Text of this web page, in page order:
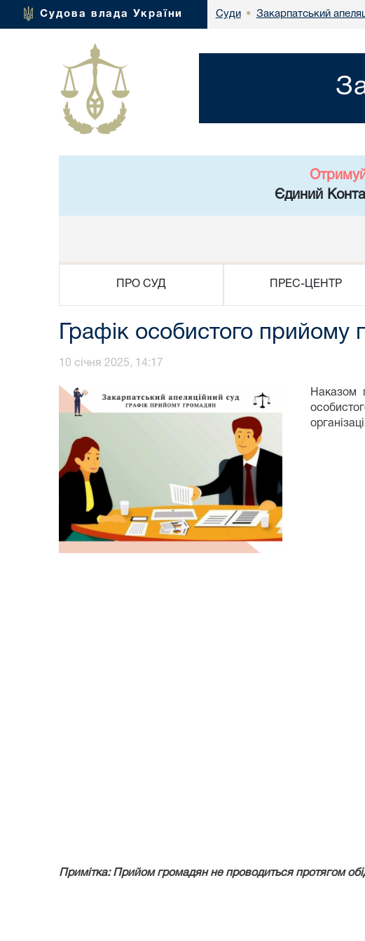
Судова влада України Суди • Закарпатський
Єдиний
ПРО СУД ПРЕС-ЦЕНТР
Графік особистого прийому
10 січня 2025, 14:17
Наказом
Примітка: Прийом громадян не проводиться протягом